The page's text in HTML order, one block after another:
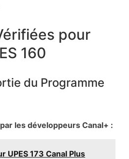
pour
160
du Programme
les développeurs Canal+ :
UPES 173 Canal Plus